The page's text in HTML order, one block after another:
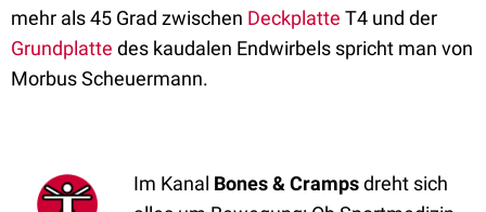
mehr als 45 Grad zwischen Deckplatte T4 und der
Grundplatte des kaudalen Endwirbels spricht man von
Morbus Scheuermann.
Im Kanal Bones & Crampsdreht sich